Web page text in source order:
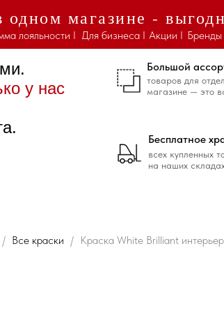
одном магазине -
Бренды
Акции I
Для бизнеса I
лояльности I
всех купленных
на наших
Бесплатное
товаров для
магазине — это
Большой
у нас
Все краски Краска White Brilliant